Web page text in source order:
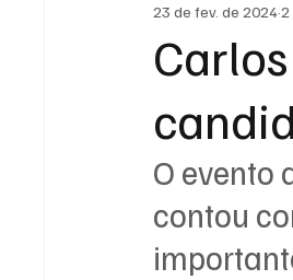
Região dos lagos
Niterói
Entretenimento
23 de fev. de 20242
O evento
contou